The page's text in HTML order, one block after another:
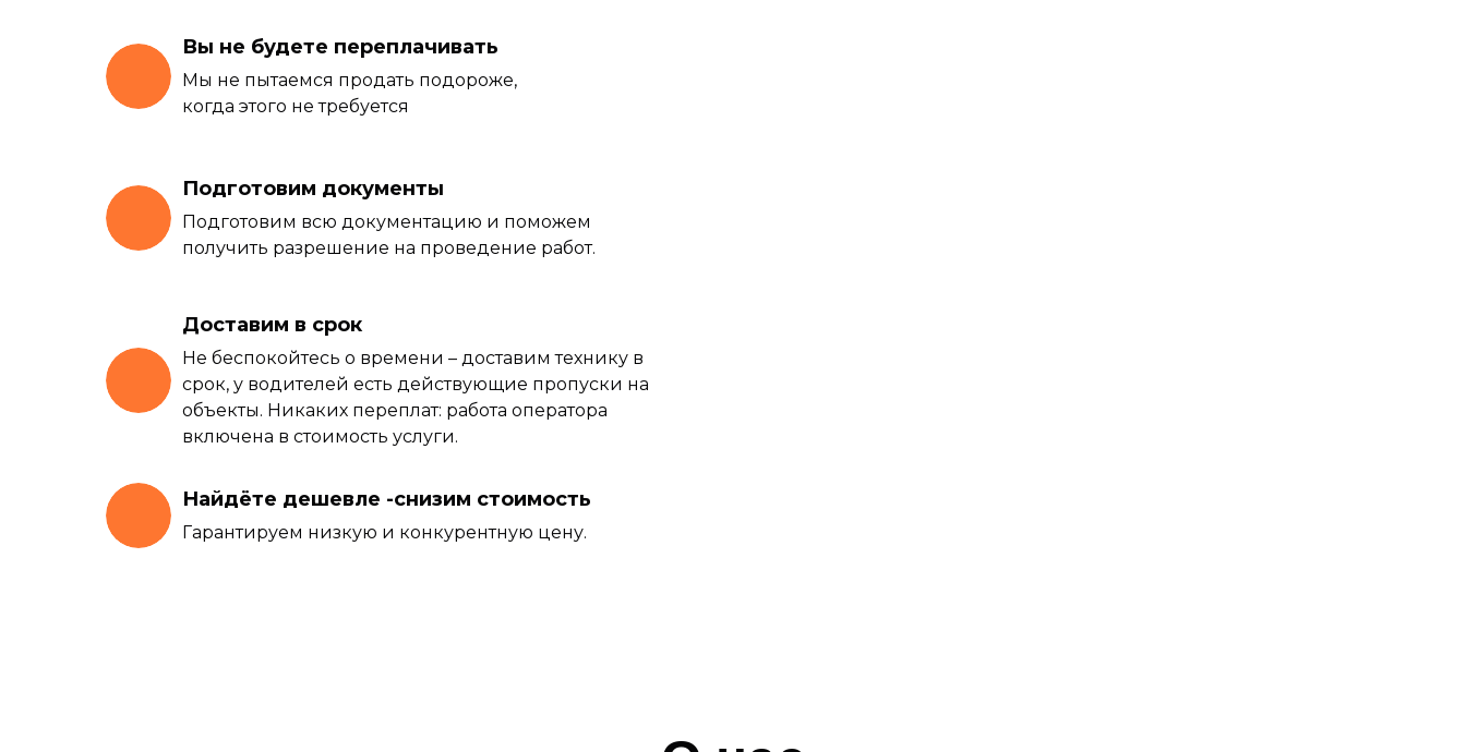
Вы не будете переплачивать
Мы не пытаемся продать подороже,
когда этого не требуется
Подготовим документы
Подготовим всю документацию и поможем
получить разрешение на проведение работ.
Доставим в срок
Не беспокойтесь о времени – доставим технику в
срок, у водителей есть действующие пропуски на
объекты. Никаких переплат: работа оператора
включена в стоимость услуги.
Найдёте дешевле -снизим стоимость
Гарантируем низкую и конкурентную цену.